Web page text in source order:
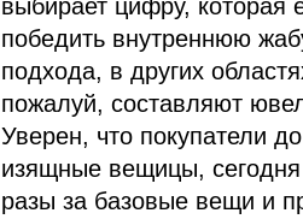
выбирает цифру, которая
победить внутреннюю
подхода, в других
пожалуй, составляют
Уверен, что покупатели
изящные вещицы,
разы за базовые вещи и